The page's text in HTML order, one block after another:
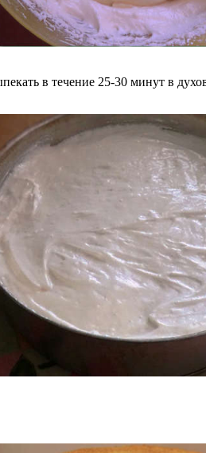
в течение 25-30 минут в